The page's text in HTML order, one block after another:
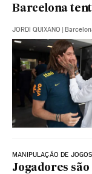
Barcelona
JORDI QUIXANO |
MANIPULAÇÃO DE JOGOS
Jogadores